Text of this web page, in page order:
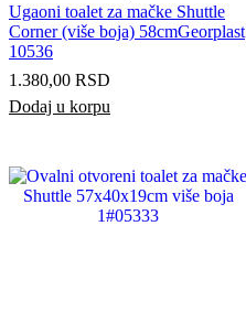
Ugaoni toalet za mačke Shuttle
Corner (više boja) 58cmGeorplast
10536
1.380,00 RSD
Dodaj u korpu